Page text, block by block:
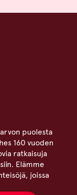
puolesta
160 vuoden
ratkaisuja
Elämme
joissa